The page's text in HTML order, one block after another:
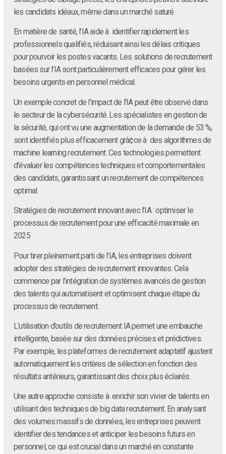
les candidats idéaux, même dans un marché saturé.
En matière de santé, l’IA aide à identifier rapidement les
professionnels qualifiés, réduisant ainsi les délais critiques
pour pourvoir les postes vacants. Les solutions de recrutement
basées sur l’IA sont particulièrement efficaces pour gérer les
besoins urgents en personnel médical.
Un exemple concret de l’impact de l’IA peut être observé dans
le secteur de la cybersécurité. Les spécialistes en gestion de
la sécurité, qui ont vu une augmentation de la demande de 53 %,
sont identifiés plus efficacement grà¢ce à des algorithmes de
machine learning recrutement. Ces technologies permettent
d’évaluer les compétences techniques et comportementales
des candidats, garantissant un recrutement de compétences
optimal.
Stratégies de recrutement innovant avec l’IA : optimiser le
processus de recrutement pour une efficacité maximale en
2025
Pour tirer pleinement parti de l’IA, les entreprises doivent
adopter des stratégies de recrutement innovantes. Cela
commence par l’intégration de systèmes avancés de gestion
des talents qui automatisent et optimisent chaque étape du
processus de recrutement.
L’utilisation d’outils de recrutement IA permet une embauche
intelligente, basée sur des données précises et prédictives.
Par exemple, les plateformes de recrutement adaptatif ajustent
automatiquement les critères de sélection en fonction des
résultats antérieurs, garantissant des choix plus éclairés.
Une autre approche consiste à enrichir son vivier de talents en
utilisant des techniques de big data recrutement. En analysant
des volumes massifs de données, les entreprises peuvent
identifier des tendances et anticiper les besoins futurs en
personnel, ce qui est crucial dans un marché en constante